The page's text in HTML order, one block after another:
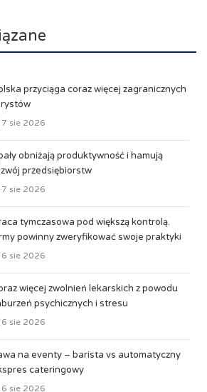
przyciąga coraz więcej zagranicznych
7 sie 2026
obniżają produktywność i hamują
przedsiębiorstw
7 sie 2026
tymczasowa pod większą kontrolą.
powinny zweryfikować swoje praktyki
6 sie 2026
więcej zwolnień lekarskich z powodu
psychicznych i stresu
6 sie 2026
na eventy – barista vs automatyczny
cateringowy
6 sie 2026